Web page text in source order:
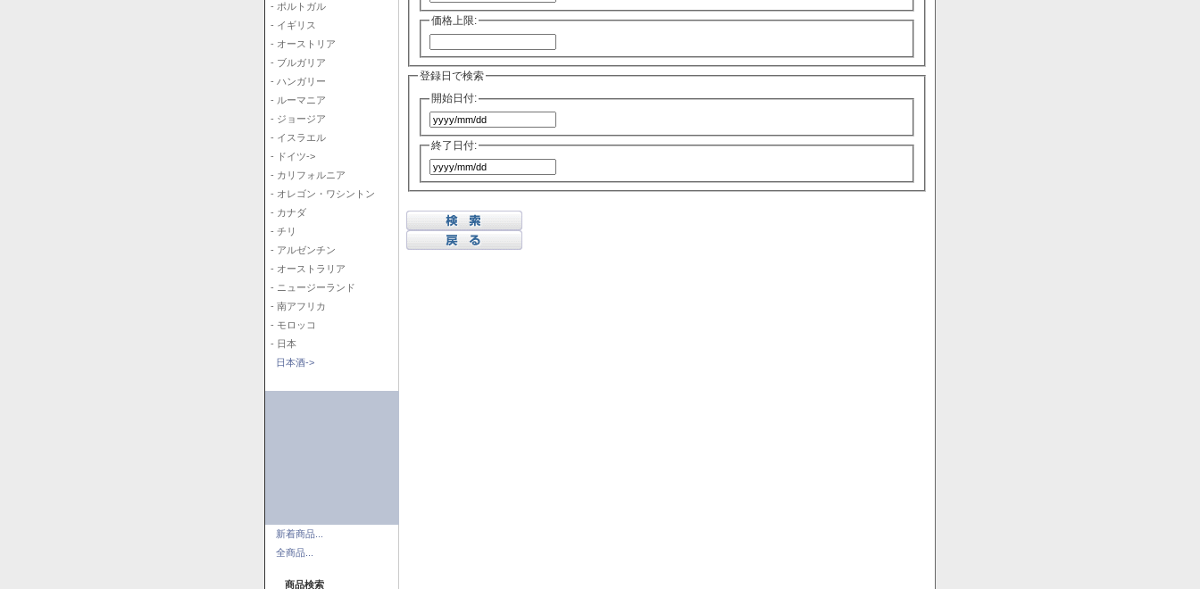
- ポルトガル
- イギリス
- オーストリア
- ブルガリア
- ハンガリー
- ルーマニア
- ジョージア
- イスラエル
- ドイツ->
- カリフォルニア
- オレゴン・ワシントン
- カナダ
- チリ
- アルゼンチン
- オーストラリア
- ニュージーランド
- 南アフリカ
- モロッコ
- 日本
日本酒->
新着商品...
全商品...
商品検索
価格上限:
登録日で検索
開始日付:
終了日付: